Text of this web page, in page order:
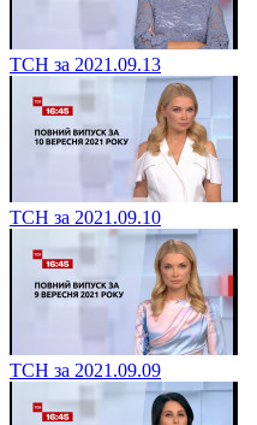
ТСН за 2021.09.13
ТСН за 2021.09.10
ТСН за 2021.09.09